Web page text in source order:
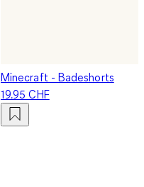
Minecraft - Badeshorts
19.95 CHF